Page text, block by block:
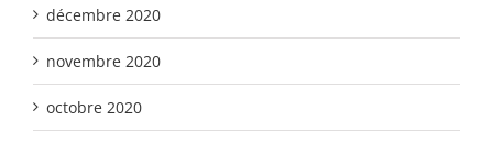
décembre 2020
novembre 2020
octobre 2020